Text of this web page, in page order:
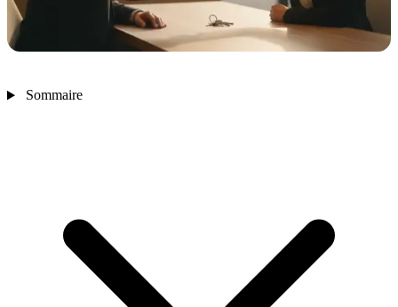
Sommaire